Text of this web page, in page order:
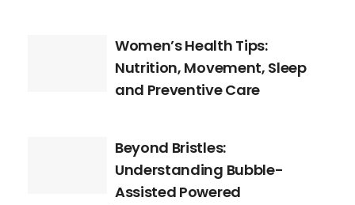
Women’s Health Tips:
Nutrition, Movement, Sleep
and Preventive Care
Beyond Bristles:
Understanding Bubble-
Assisted Powered